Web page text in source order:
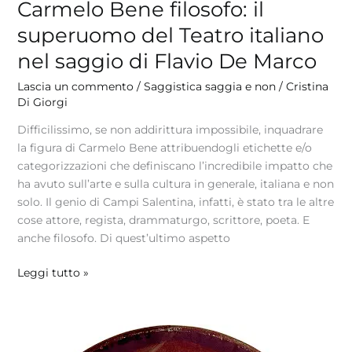
Carmelo Bene filosofo: il
superuomo del Teatro italiano
nel saggio di Flavio De Marco
Lascia un commento / Saggistica saggia e non/ Cristina
Di Giorgi
Difficilissimo, se non addirittura impossibile, inquadrare
la figura di Carmelo Bene attribuendogli etichette e/o
categorizzazioni che definiscano l’incredibile impatto che
ha avuto sull’arte e sulla cultura in generale, italiana e non
solo. Il genio di Campi Salentina, infatti, è stato tra le altre
cose attore, regista, drammaturgo, scrittore, poeta. E
anche filosofo. Di quest’ultimo aspetto
Leggi tutto »